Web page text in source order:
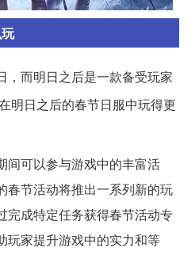
，而明日之后是一款备受玩家
明日之后的春节日服中玩得更
间可以参与游戏中的丰富活
春节活动将推出一系列新的玩
完成特定任务获得春节活动专
玩家提升游戏中的实力和等